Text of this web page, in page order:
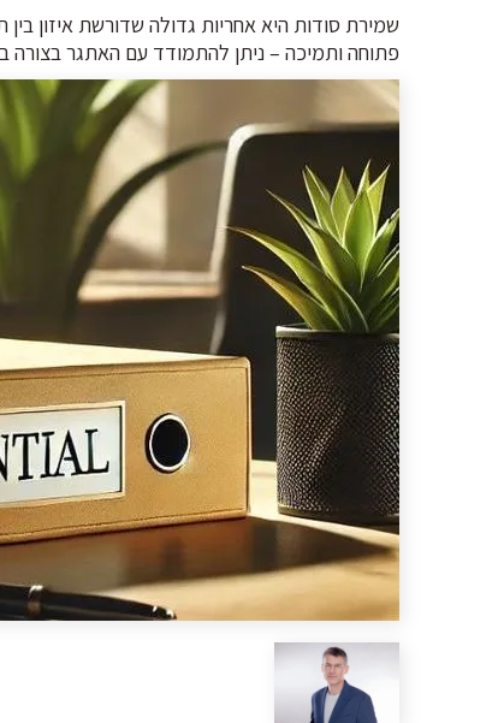
שמירת סודות היא אחריות גדולה שדורשת איזון
פתוחה ותמיכה – ניתן להתמודד עם האתגר בצורה